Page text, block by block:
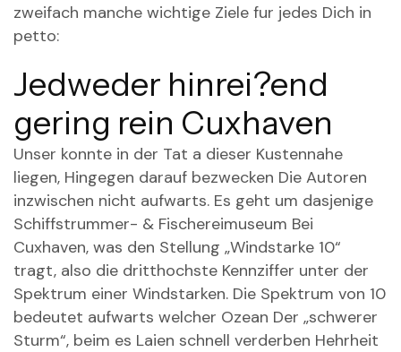
zweifach manche wichtige Ziele fur jedes Dich in
petto:
Jedweder hinrei?end
gering rein Cuxhaven
Unser konnte in der Tat a dieser Kustennahe
liegen, Hingegen darauf bezwecken Die Autoren
inzwischen nicht aufwarts. Es geht um dasjenige
Schiffstrummer- & Fischereimuseum Bei
Cuxhaven, was den Stellung „Windstarke 10“
tragt, also die dritthochste Kennziffer unter der
Spektrum einer Windstarken. Die Spektrum von 10
bedeutet aufwarts welcher Ozean Der „schwerer
Sturm“, beim es Laien schnell verderben Hehrheit